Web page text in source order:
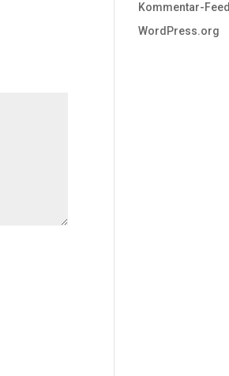
Kommentar-Feed
WordPress.org